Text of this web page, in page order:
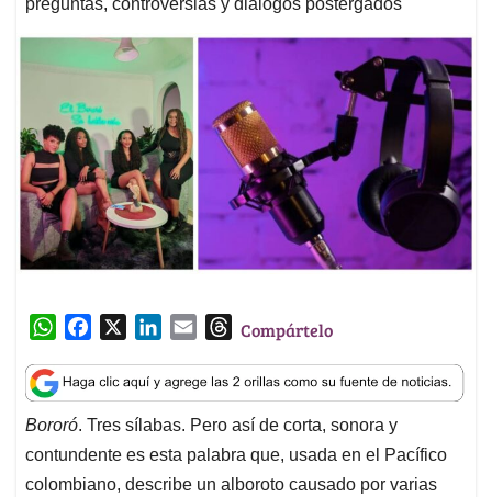
preguntas, controversias y diálogos postergados
W
a
t
s
A
p
c
e
b
o
o
n
k
e
d
I
a
i
l
T
r
e
a
d
s
Compártelo
Bororó. Tres sílabas. Pero así de corta, sonora y
contundente es esta palabra que, usada en el Pacífico
colombiano, describe un alboroto causado por varias